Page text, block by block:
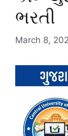
ભરતી
March 8,